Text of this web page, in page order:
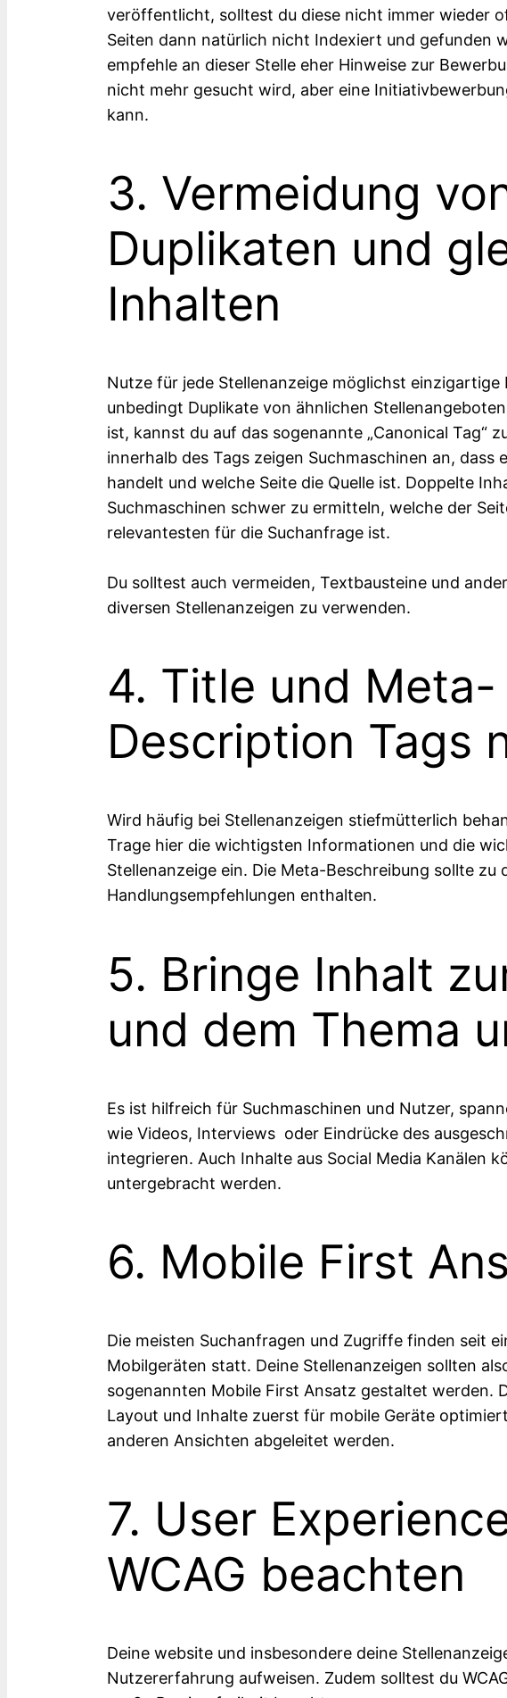
veröffentlicht, solltest du diese nicht immer wieder
Seiten dann natürlich nicht Indexiert und gefunden
empfehle an dieser Stelle eher Hinweise zur
nicht mehr gesucht wird, aber eine
kann.
3. Vermeidung
Duplikaten und
Inhalten
Nutze für jede Stellenanzeige möglichst einzigartige
unbedingt Duplikate von ähnlichen
ist, kannst du auf das sogenannte „Canonical Tag“
innerhalb des Tags zeigen Suchmaschinen an, dass
handelt und welche Seite die Quelle ist. Doppelte
Suchmaschinen schwer zu ermitteln, welche der
relevantesten für die Suchanfrage ist.
Du solltest auch vermeiden, Textbausteine und
diversen Stellenanzeigen zu verwenden.
4. Title und Meta-
Description Tags
Wird häufig bei Stellenanzeigen stiefmütterlich
Trage hier die wichtigsten Informationen und die
Stellenanzeige ein. Die Meta-Beschreibung sollte zu
Handlungsempfehlungen enthalten.
5. Bringe Inhalt
und dem Thema
Es ist hilfreich für Suchmaschinen und Nutzer,
wie Videos, Interviews oder Eindrücke des
integrieren. Auch Inhalte aus Social Media Kanälen
untergebracht werden.
6. Mobile First
Die meisten Suchanfragen und Zugriffe finden seit
Mobilgeräten statt. Deine Stellenanzeigen sollten
sogenannten Mobile First Ansatz gestaltet werden.
Layout und Inhalte zuerst für mobile Geräte
anderen Ansichten abgeleitet werden.
7. User
WCAG beachten
Deine website und insbesondere deine
Nutzererfahrung aufweisen. Zudem solltest du